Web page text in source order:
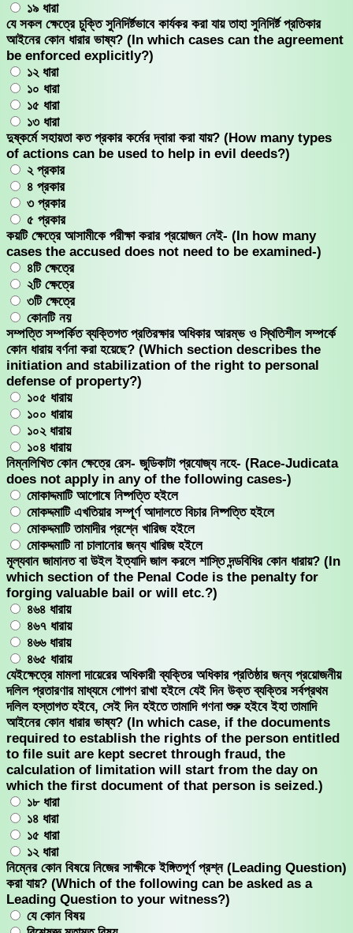
১৯ ধারা
যে সকল ক্ষেত্রে চুক্তি সুনিদির্ষ্টভাবে কার্যকর করা যায় তাহা সুনিদির্ষ্ট প্রতিকার
আইনের কোন ধারার ভাষ্য? (In which cases can the agreement
be enforced explicitly?)
১২ ধারা
১০ ধারা
১৫ ধারা
১৩ ধারা
দুষ্কর্মে সহায়তা কত প্রকার কর্মের দ্বারা করা যায়? (How many types
of actions can be used to help in evil deeds?)
২ প্রকার
৪ প্রকার
৩ প্রকার
৫ প্রকার
কয়টি ক্ষেত্রে আসামীকে পরীক্ষা করার প্রয়োজন নেই- (In how many
cases the accused does not need to be examined-)
৪টি ক্ষেত্রে
২টি ক্ষেত্রে
৩টি ক্ষেত্রে
কোনটি নয়
সম্পত্তি সম্পর্কিত ব্যক্তিগত প্রতিরক্ষার অধিকার আরম্ভ ও স্থিতিশীল সম্পর্কে
কোন ধারায় বর্ণনা করা হয়েছে? (Which section describes the
initiation and stabilization of the right to personal
defense of property?)
১০৫ ধারায়
১০০ ধারায়
১০২ ধারায়
১০৪ ধারায়
নিম্নলিখিত কোন ক্ষেত্রে রেস- জুডিকাটা প্রযোজ্য নহে- (Race-Judicata
does not apply in any of the following cases-)
মোকাদ্দমাটি আপোষে নিষ্পত্তি হইলে
মোকদ্দমাটি এখতিয়ার সম্পূর্ণ আদালতে বিচার নিষ্পত্তি হইলে
মোকদ্দমাটি তামাদীর প্রশ্নে খারিজ হইলে
মোকদ্দমাটি না চালানোর জন্য খারিজ হইলে
মূল্যবান জামানত বা উইল ইত্যাদি জাল করলে শাস্তি দন্ডবিধির কোন ধারায়? (In
which section of the Penal Code is the penalty for
forging valuable bail or will etc.?)
৪৬৪ ধারায়
৪৬৭ ধারায়
৪৬৬ ধারায়
৪৬৫ ধারায়
যেইক্ষেত্রে মামলা দায়েরের অধিকারী ব্যক্তির অধিকার প্রতিষ্ঠার জন্য প্রয়োজনীয়
দলিল প্রতারণার মাধ্যমে গোপণ রাখা হইলে যেই দিন উক্ত ব্যক্তির সর্বপ্রথম
দলিল হস্তাগত হইবে, সেই দিন হইতে তামাদি গণনা শুরু হইবে ইহা তামাদি
আইনের কোন ধারার ভাষ্য? (In which case, if the documents
required to establish the rights of the person entitled
to file suit are kept secret through fraud, the
calculation of limitation will start from the day on
which the first document of that person is seized.)
১৮ ধারা
১৪ ধারা
১৫ ধারা
১২ ধারা
নিম্নের কোন বিষয়ে নিজের সাক্ষীকে ইঙ্গিতপূর্ণ প্রশ্ন (Leading Question)
করা যায়? (Which of the following can be asked as a
Leading Question to your witness?)
যে কোন বিষয়